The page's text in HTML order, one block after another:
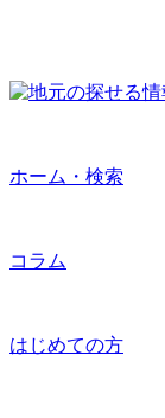
ホーム・検索
コラム
はじめての方